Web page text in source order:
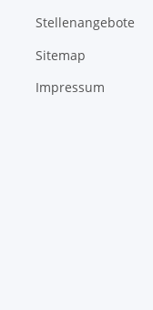
Stellenangebote
Sitemap
Impressum